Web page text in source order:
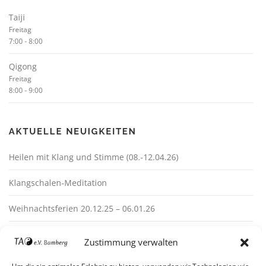
Zustimmung verwalten
Taiji
Freitag
7:00-8:00
Qigong
Freitag
8:00-9:00
AKTUELLE NEUIGKEITEN
Heilen mit Klang und Stimme (08.-12.04.26)
Klangschalen-Meditation
Weihnachtsferien 20.12.25 – 06.01.26